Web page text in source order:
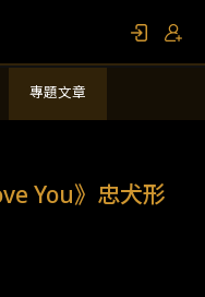
專題文章
You》忠犬形